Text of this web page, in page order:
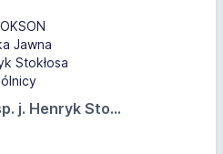
j. Henryk Sto...